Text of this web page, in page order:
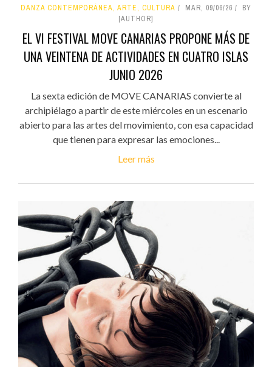
DANZA CONTEMPORÁNEA, ARTE, CULTURA MAR, 09/06/26
BY
[AUTHOR]
EL VI FESTIVAL MOVE CANARIAS PROPONE MÁS DE
UNA VEINTENA DE ACTIVIDADES EN CUATRO ISLAS
JUNIO 2026
La sexta edición de MOVE CANARIAS convierte al
archipiélago a partir de este miércoles en un escenario
abierto para las artes del movimiento, con esa capacidad
que tienen para expresar las emociones...
Leer más